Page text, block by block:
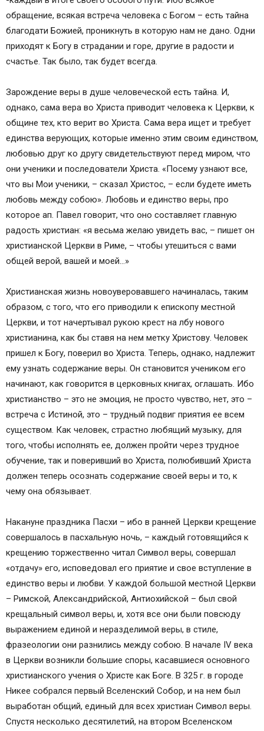
обращение, всякая встреча человека с Богом – есть тайна
благодати Божией, проникнуть в которую нам не дано. Одни
приходят к Богу в страдании и горе, другие в радости и
счастье. Так было, так будет всегда.
Зарождение веры в душе человеческой есть тайна. И,
однако, сама вера во Христа приводит человека к Церкви, к
общине тех, кто верит во Христа. Сама вера ищет и требует
единства верующих, которые именно этим своим единством,
любовью друг ко другу свидетельствуют перед миром, что
они ученики и последователи Христа. «Посему узнают все,
что вы Мои ученики, – сказал Христос, – если будете иметь
любовь между собою». Любовь и единство веры, про
которое ап. Павел говорит, что оно составляет главную
радость христиан: «я весьма желаю увидеть вас, – пишет он
христианской Церкви в Риме, – чтобы утешиться с вами
общей верой, вашей и моей…»
Христианская жизнь новоуверовавшего начиналась, таким
образом, с того, что его приводили к епископу местной
Церкви, и тот начертывал рукою крест на лбу нового
христианина, как бы ставя на нем метку Христову. Человек
пришел к Богу, поверил во Христа. Теперь, однако, надлежит
ему узнать содержание веры. Он становится учеником его
начинают, как говорится в церковных книгах, оглашать. Ибо
христианство – это не эмоция, не просто чувство, нет, это –
встреча с Истиной, это – трудный подвиг приятия ее всем
существом. Как человек, страстно любящий музыку, для
того, чтобы исполнять ее, должен пройти через трудное
обучение, так и поверивший во Христа, полюбивший Христа
должен теперь осознать содержание своей веры и то, к
чему она обязывает.
Накануне праздника Пасхи – ибо в ранней Церкви крещение
совершалось в пасхальную ночь, – каждый готовящийся к
крещению торжественно читал Символ веры, совершал
«отдачу» его, исповедовал его приятие и свое вступление в
единство веры и любви. У каждой большой местной Церкви
– Римской, Александрийской, Антиохийской – был свой
крещальный символ веры, и, хотя все они были повсюду
выражением единой и неразделимой веры, в стиле,
фразеологии они разнились между собою. В начале IV века
в Церкви возникли большие споры, касавшиеся основного
христианского учения о Христе как Боге. В 325 г. в городе
Никее собрался первый Вселенский Собор, и на нем был
выработан общий, единый для всех христиан Символ веры.
Спустя несколько десятилетий, на втором Вселенском